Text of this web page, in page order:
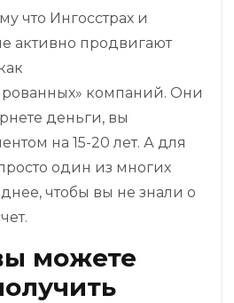
что Ингосстрах и
активно продвигают
компаний. Они
деньги, вы
на 15-20 лет. А для
один из многих
чтобы вы не знали о
можете